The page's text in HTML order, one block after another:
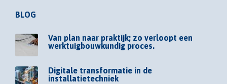
BLOG
Van plan naar praktijk; zo verloopt een
werktuigbouwkundig proces.
Digitale transformatie in de
installatietechniek